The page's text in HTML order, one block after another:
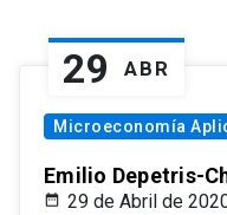
29 ABR
Microeconomía
Emilio Depetris-
29 de Abril de